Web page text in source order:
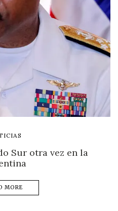
Sur otra vez en la
MORE